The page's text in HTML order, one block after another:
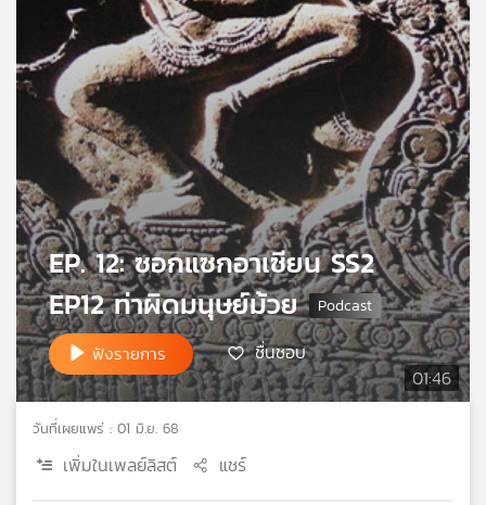
เกี่ยว
กับ
เครือ
ข่าย
วิทยุ
ไทย
พี
บี
เอส
แผนที่
เครือ
01:46
EP. 12: ซอกแซกอาเซียน SS2
EP12 ท่าผิดมนุษย์ม้วย
ฟังรายการ ชื่นชอบ
วันที่เผยแพร่ : 01 มิ.ย. 68
เพิ่มในเพลย์ลิสต์ แชร์